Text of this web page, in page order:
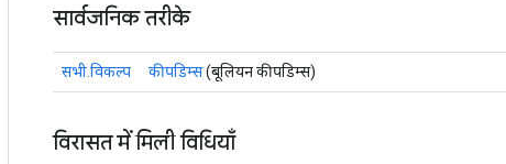
सार्वजनिक तरीके
सभी.विकल्प कीपडिम्स(बूलियन कीपडिम्स)
विरासत में मिली विधियाँ